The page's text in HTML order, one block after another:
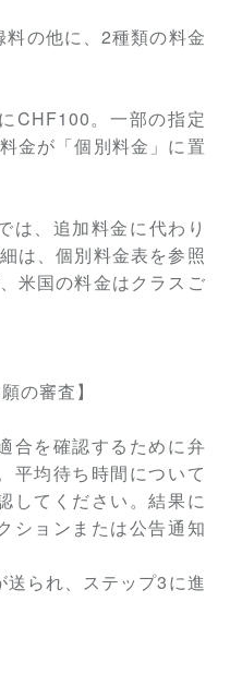
の他に、2種類の料金
CHF100。一部の指定
金が「個別料金」に置
は、追加料金に代わり
は、個別料金表を参照
米国の料金はクラスご
の審査】
合を確認するために弁
平均待ち時間について
してください。結果に
ションまたは公告通知
られ、ステップ3に進